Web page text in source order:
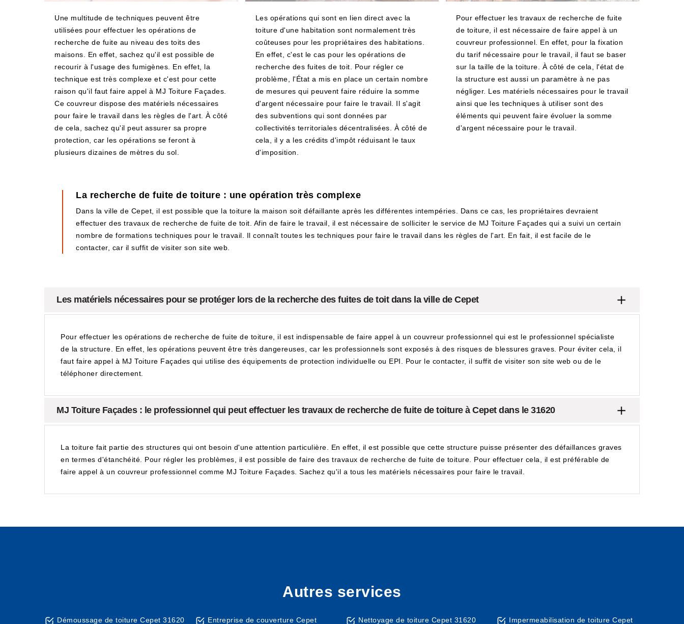
Une multitude de techniques peuvent être
utilisées pour effectuer les opérations de
recherche de fuite au niveau des toits des
maisons. En effet, sachez qu'il est possible de
recourir à l'usage des fumigènes. En effet, la
technique est très complexe et c'est pour cette
raison qu'il faut faire appel à MJ Toiture Façades.
Ce couvreur dispose des matériels nécessaires
pour faire le travail dans les règles de l'art. À côté
de cela, sachez qu'il peut assurer sa propre
protection, car les opérations se feront à
plusieurs dizaines de mètres du sol.
Les opérations qui sont en lien direct avec la
toiture d'une habitation sont normalement très
coûteuses pour les propriétaires des habitations.
En effet, c'est le cas pour les opérations de
recherche des fuites de toit. Pour régler ce
problème, l'État a mis en place un certain nombre
de mesures qui peuvent faire réduire la somme
d'argent nécessaire pour faire le travail. Il s'agit
des subventions qui sont données par
collectivités territoriales décentralisées. À côté de
cela, il y a les crédits d'impôt réduisant le taux
d'imposition.
Pour effectuer les travaux de recherche de fuite
de toiture, il est nécessaire de faire appel à un
couvreur professionnel. En effet, pour la fixation
du tarif nécessaire pour le travail, il faut se baser
sur la taille de la toiture. À côté de cela, l'état de
la structure est aussi un paramètre à ne pas
négliger. Les matériels nécessaires pour le travail
ainsi que les techniques à utiliser sont des
éléments qui peuvent faire évoluer la somme
d'argent nécessaire pour le travail.
La recherche de fuite de toiture : une opération très complexe
Dans la ville de Cepet, il est possible que la toiture la maison soit défaillante après les différentes intempéries. Dans ce cas, les propriétaires devraient
effectuer des travaux de recherche de fuite de toit. Afin de faire le travail, il est nécessaire de solliciter le service de MJ Toiture Façades qui a suivi un certain
nombre de formations techniques pour le travail. Il connaît toutes les techniques pour faire le travail dans les règles de l'art. En fait, il est facile de le
contacter, car il suffit de visiter son site web.
Les matériels nécessaires pour se protéger lors de la recherche des fuites de toit dans la ville de Cepet
Pour effectuer les opérations de recherche de fuite de toiture, il est indispensable de faire appel à un couvreur professionnel qui est le professionnel spécialiste
de la structure. En effet, les opérations peuvent être très dangereuses, car les professionnels sont exposés à des risques de blessures graves. Pour éviter cela, il
faut faire appel à MJ Toiture Façades qui utilise des équipements de protection individuelle ou EPI. Pour le contacter, il suffit de visiter son site web ou de le
téléphoner directement.
MJ Toiture Façades : le professionnel qui peut effectuer les travaux de recherche de fuite de toiture à Cepet dans le 31620
La toiture fait partie des structures qui ont besoin d'une attention particulière. En effet, il est possible que cette structure puisse présenter des défaillances graves
en termes d'étanchéité. Pour régler les problèmes, il est possible de faire des travaux de recherche de fuite de toiture. Pour effectuer cela, il est préférable de
faire appel à un couvreur professionnel comme MJ Toiture Façades. Sachez qu'il a tous les matériels nécessaires pour faire le travail.
Autres services
Démoussage de toiture Cepet 31620 Entreprise de couverture Cepet Nettoyage de toiture Cepet 31620 Impermeabilisation de toiture Cepet